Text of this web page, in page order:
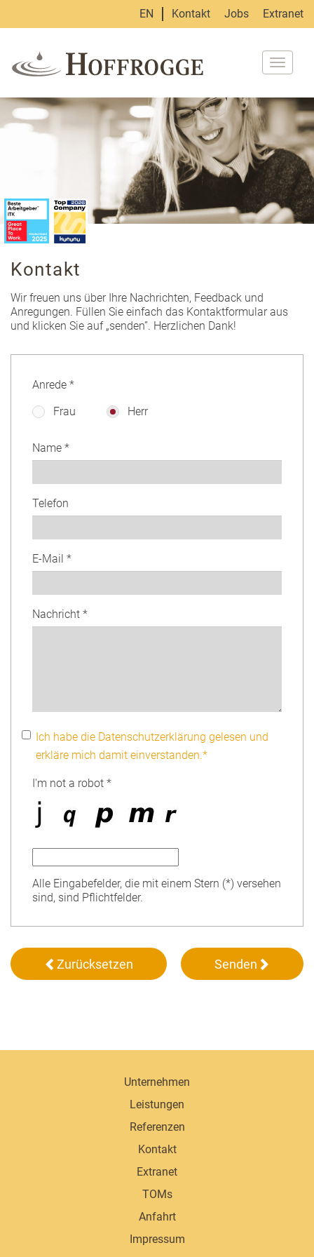
Kontakt Jobs Extranet
EN
Kontakt
Wir freuen uns über Ihre Nachrichten, Feedback und
Anregungen. Füllen Sie einfach das Kontaktformular aus
und klicken Sie auf „senden”. Herzlichen Dank!
Anrede *
Frau
Herr
Name *
Telefon
E-Mail *
Nachricht *
Ich habe die Datenschutzerklärung gelesen und
erkläre mich damit einverstanden.*
I'm not a robot *
Alle Eingabefelder, die mit einem Stern (*) versehen
sind, sind Pflichtfelder.
Senden
Zurücksetzen
Unternehmen
Leistungen
Referenzen
Kontakt
Extranet
TOMs
Anfahrt
Impressum